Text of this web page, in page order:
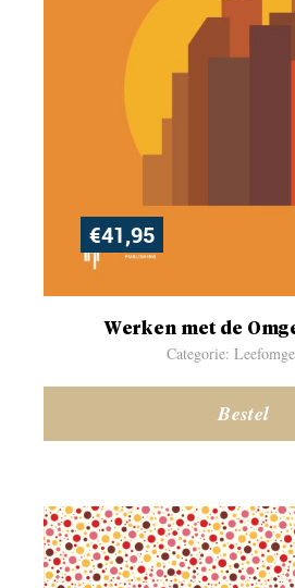
€41,95
Werken met de
Categorie:
Bestel